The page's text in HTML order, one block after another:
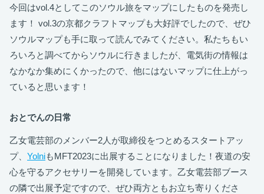
今回はvol.4としてこのソウル旅をマップにしたものを発売し
ます！ vol.3の京都クラフトマップも大好評でしたので、ぜひ
ソウルマップも手に取って読んでみてください。私たちもい
ろいろと調べてからソウルに行きましたが、電気街の情報は
なかなか集めにくかったので、他にはないマップに仕上がっ
ていると思います！
おとでんの日常
乙女電芸部のメンバー2人が取締役をつとめるスタートアッ
プ、 YolniもMFT2023に出展することになりました！夜道の安
心を守るアクセサリーを開発しています。乙女電芸部ブース
の隣で出展予定ですので、ぜひ両方ともお立ち寄りくださ